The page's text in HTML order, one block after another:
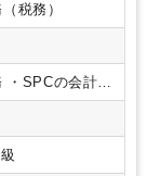
問業務（税務）
・SPCの会計事
）・SPCの税務
会計税務意見
に係る諸事